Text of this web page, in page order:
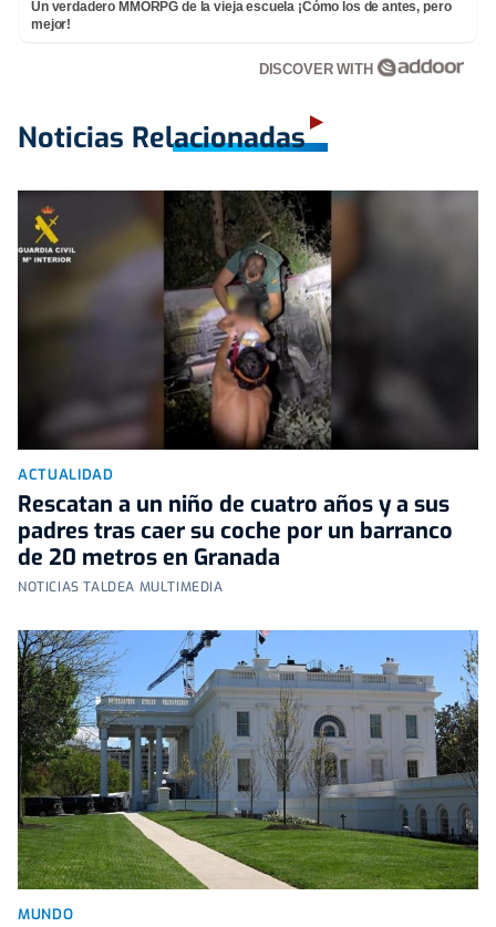
Un verdadero MMORPG de la vieja escuela ¡Cómo los de antes, pero
mejor!
DISCOVER WITH
Noticias Relacionadas
ACTUALIDAD
Rescatan a un niño de cuatro años y a sus
padres tras caer su coche por un barranco
de 20 metros en Granada
NOTICIAS TALDEA MULTIMEDIA
MUNDO